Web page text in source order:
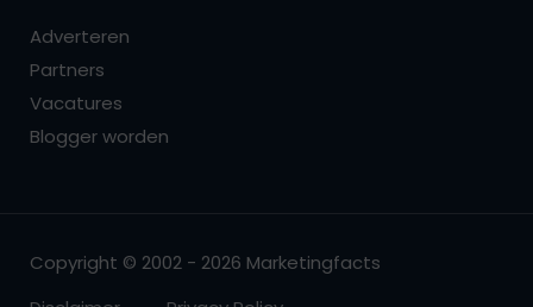
Adverteren
Partners
Vacatures
Blogger worden
Copyright © 2002 - 2026 Marketingfacts